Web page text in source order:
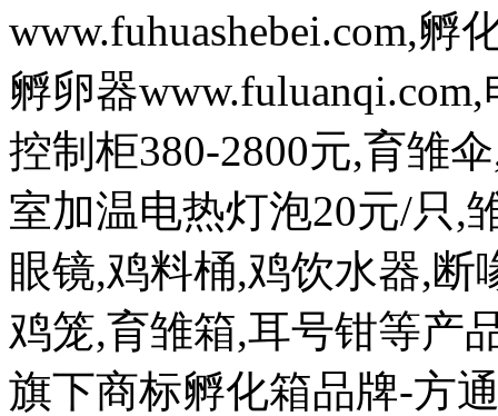
www.fuhuashebei.com,孵
孵卵器
控制柜380-2800元,育雏
室加温电热灯泡20元/只,
眼镜,鸡料桶,鸡饮水器,
鸡笼,育雏箱,耳号钳等产
旗下商标孵化箱品牌-方